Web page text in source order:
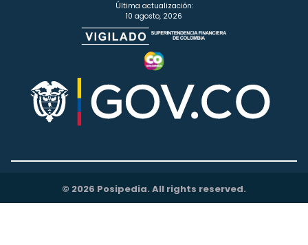
Última actualización:
10 agosto, 2026
© 2026 Posipedia. All rights reserved.